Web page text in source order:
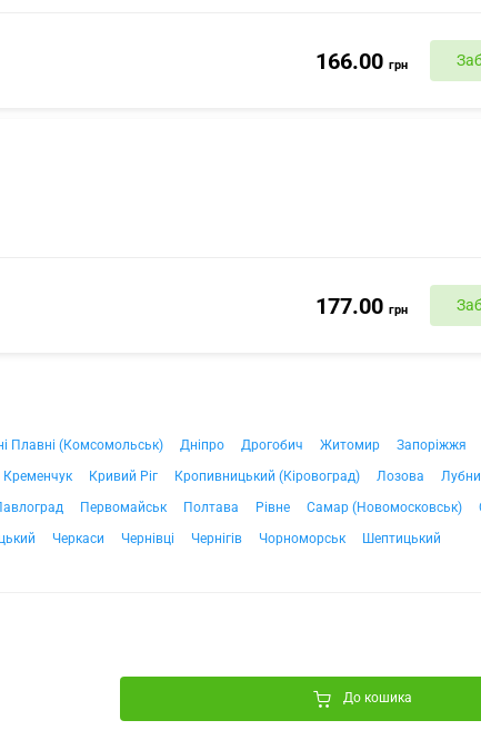
166.00 грн
177.00 грн
Плавні (Комсомольськ) Дніпро Дрогобич Житомир
Запоріжжя
Кременчук Кривий Ріг Кропивницький (Кіровоград) Лозова Лубни
Первомайськ Полтава Рівне Самар (Новомосковськ)
Черкаси Чернівці Чернігів Чорноморськ Шептицький
До кошика